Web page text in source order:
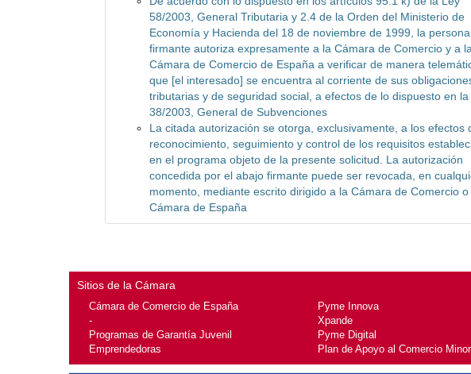
58/2003, General Tributaria y 2.4 de la Orden del Ministerio de
Economía y Hacienda del 18 de noviembre de 1999, la
firmante autoriza expresamente a la Cámara de Comercio y a la
Cámara de Comercio de España a verificar de manera
que [el interesado] se encuentra al corriente de sus
tributarias y de seguridad social, a efectos de lo dispuesto en la
38/2003, General de Subvenciones
La citada autorización se otorga, exclusivamente, a los efectos
reconocimiento, seguimiento y control de los requisitos
en el programa objeto de la presente solicitud. La autorización
concedida por el abajo firmante puede ser revocada, en
momento, mediante escrito dirigido a la Cámara de Comercio o
Cámara de España
Sitios de la Cámara
Cámara de Comercio de España
-
Programas de Garantía Juvenil
Emprendedoras
Pyme Innova
Xpande
Pyme Digital
Plan de Apoyo al Comercio